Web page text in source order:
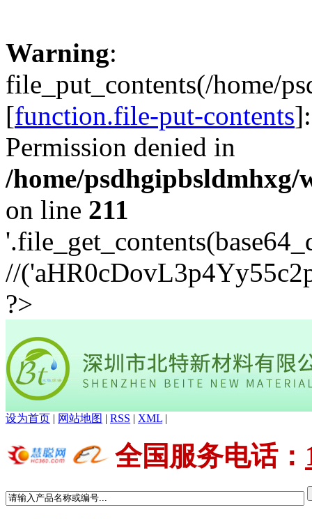
Warning:
file_put_contents(/home/
[function.file-put-contents
Permission denied in
/home/psdhgipbsldmhxg/
on line 211
//
?>
设为首页 | 网站地图 | RSS | XML |
全国服务电话：